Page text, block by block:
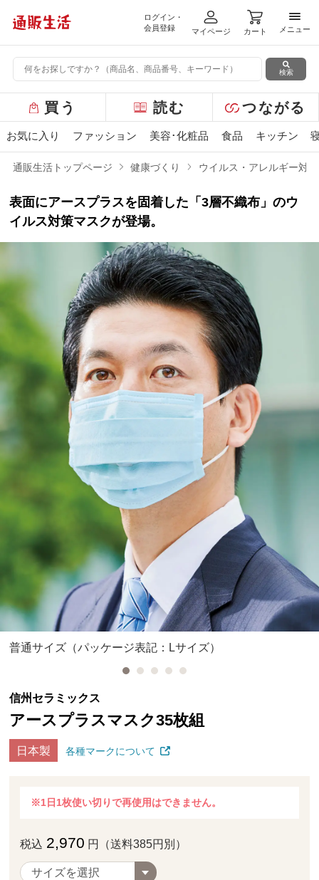
ログイン・
会員登録
マイページ カート
メニ
メニュー
検索
ー
バ
ュ
ー
買う 読む つながる
お気に入り ファッション 美容･化粧品 食品 キッチン
通販生活トップページ 健康づくり ウイルス・アレルギー対策
表面にアースプラスを固着した「3層不織布」のウ
イルス対策マスクが登場。
普通サイズ（パッケージ表記：Lサイズ）
信州セラミックス
アースプラスマスク35枚組
日本製 各種マークについて
※1日1枚使い切りで再使用はできません。
税込 2,970 円（送料385円別）